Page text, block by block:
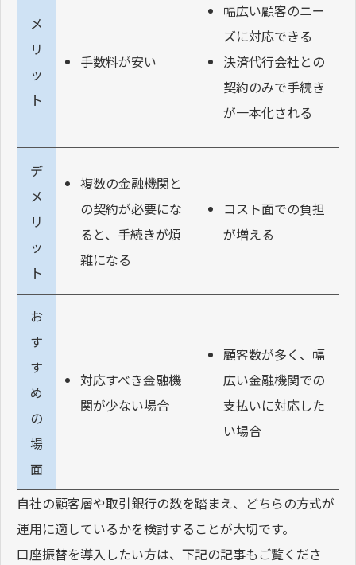
メ
リ
ッ
ト
手数料が安い
幅広い顧客のニー
ズに対応できる
決済代行会社との
契約のみで手続き
が一本化される
デ
メ
リ
ッ
ト
複数の金融機関と
の契約が必要にな
ると、手続きが煩
雑になる
コスト面での負担
が増える
お
す
す
め
の
場
面
対応すべき金融機
関が少ない場合
顧客数が多く、幅
広い金融機関での
支払いに対応した
い場合
自社の顧客層や取引銀行の数を踏まえ、どちらの方式が
運用に適しているかを検討することが大切です。
口座振替を導入したい方は、下記の記事もご覧くださ